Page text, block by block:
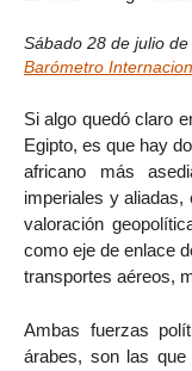
Sábado 28 de julio
Barómetro
Si algo quedó claro
Egipto, es que hay
africano más
imperiales y aliadas,
valoración
como eje de enlace
transportes aéreos,
Ambas fuerzas
árabes, son las